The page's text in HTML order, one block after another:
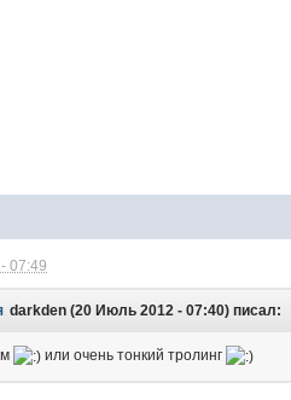
07:49
darkden (20 Июль 2012 - 07:40) писал:
или очень тонкий тролинг